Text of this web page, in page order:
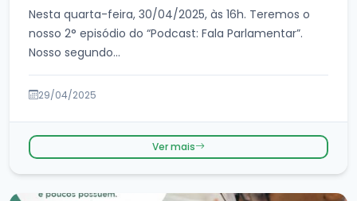
Nesta quarta-feira, 30/04/2025, às 16h. Teremos o
nosso 2° episódio do “Podcast: Fala Parlamentar”.
Nosso segundo...
29/04/2025
Ver mais